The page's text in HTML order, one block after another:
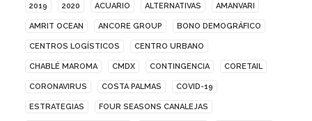
2019 2020 ACUARIO ALTERNATIVAS AMANVARI
AMRIT OCEAN ANCORE GROUP BONO DEMOGRÁFICO
CENTROS LOGÍSTICOS CENTRO URBANO
CHABLÉ MAROMA CMDX CONTINGENCIA CORETAIL
CORONAVIRUS COSTA PALMAS COVID-19
ESTRATEGIAS FOUR SEASONS CANALEJAS